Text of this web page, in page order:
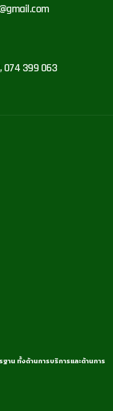
074 399 063
น ทั้งด้านการบริการและด้านการ